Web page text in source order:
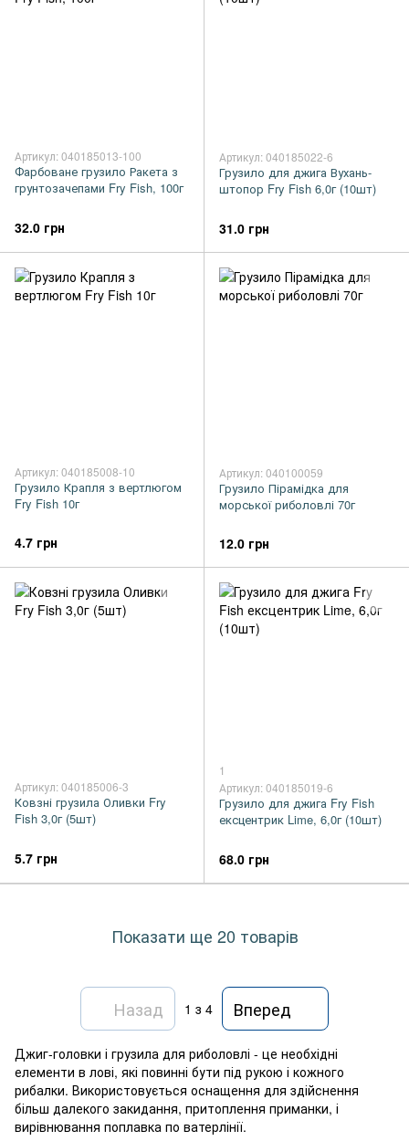
Артикул: 040185013-100
Фарбоване грузило Ракета з
грунтозачепами Fry Fish, 100г
32.0 грн
Артикул: 040185022-6
Грузило для джига Вухань-
штопор Fry Fish 6,0г (10шт)
31.0 грн
Артикул: 040185008-10
Грузило Крапля з вертлюгом
Fry Fish 10г
4.7 грн
Артикул: 040100059
Грузило Пірамідка для
морської риболовлі 70г
12.0 грн
Артикул: 040185006-3
Ковзні грузила Оливки Fry
Fish 3,0г (5шт)
5.7 грн
1
Артикул: 040185019-6
Грузило для джига Fry Fish
ексцентрик Lime, 6,0г (10шт)
68.0 грн
Показати ще 20 товарів
Назад 1 з 4 Вперед
Джиг-головки і грузила для риболовлі - це необхідні
елементи в лові, які повинні бути під рукою і кожного
рибалки. Використовується оснащення для здійснення
більш далекого закидання, притоплення приманки, і
вирівнювання поплавка по ватерлінії.